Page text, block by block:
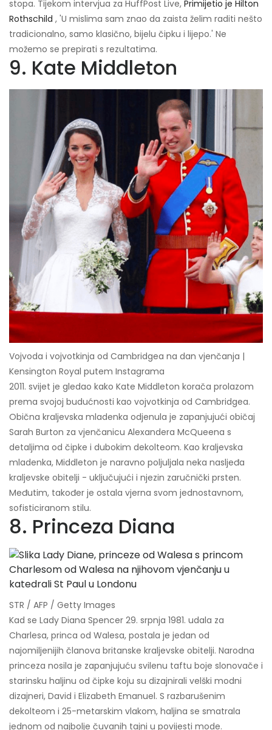
stopa. Tijekom intervjua za HuffPost Live, Primijetio je Hilton
Rothschild , 'U mislima sam znao da zaista želim raditi nešto
tradicionalno, samo klasično, bijelu čipku i lijepo.' Ne
možemo se prepirati s rezultatima.
9. Kate Middleton
Vojvoda i vojvotkinja od Cambridgea na dan vjenčanja |
Kensington Royal putem Instagrama
2011. svijet je gledao kako Kate Middleton korača prolazom
prema svojoj budućnosti kao vojvotkinja od Cambridgea.
Obična kraljevska mladenka odjenula je zapanjujući običaj
Sarah Burton za vjenčanicu Alexandera McQueena s
detaljima od čipke i dubokim dekolteom. Kao kraljevska
mladenka, Middleton je naravno poljuljala neka nasljeđa
kraljevske obitelji - uključujući i njezin zaručnički prsten.
Međutim, također je ostala vjerna svom jednostavnom,
sofisticiranom stilu.
8. Princeza Diana
STR / AFP / Getty Images
Kad se Lady Diana Spencer 29. srpnja 1981. udala za
Charlesa, princa od Walesa, postala je jedan od
najomiljenijih članova britanske kraljevske obitelji. Narodna
princeza nosila je zapanjujuću svilenu taftu boje slonovače i
starinsku haljinu od čipke koju su dizajnirali velški modni
dizajneri, David i Elizabeth Emanuel. S razbarušenim
dekolteom i 25-metarskim vlakom, haljina se smatrala
jednom od najbolje čuvanih tajni u povijesti mode.